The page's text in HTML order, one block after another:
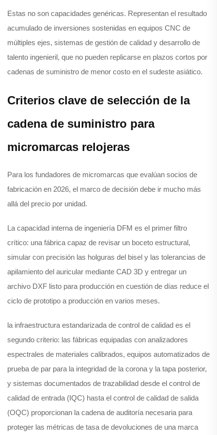
Estas no son capacidades genéricas. Representan el resultado
acumulado de inversiones sostenidas en equipos CNC de
múltiples ejes, sistemas de gestión de calidad y desarrollo de
talento ingenieril, que no pueden replicarse en plazos cortos por
cadenas de suministro de menor costo en el sudeste asiático.
Criterios clave de selección de la
cadena de suministro para
micromarcas relojeras
Para los fundadores de micromarcas que evalúan socios de
fabricación en 2026, el marco de decisión debe ir mucho más
allá del precio por unidad.
La capacidad interna de ingeniería DFM es el primer filtro
crítico: una fábrica capaz de revisar un boceto estructural,
simular con precisión las holguras del bisel y las tolerancias de
apilamiento del auricular mediante CAD 3D y entregar un
archivo DXF listo para producción en cuestión de días reduce el
ciclo de prototipo a producción en varios meses.
la infraestructura estandarizada de control de calidad es el
segundo criterio: las fábricas equipadas con analizadores
espectrales de materiales calibrados, equipos automatizados de
prueba de par para la integridad de la corona y la tapa posterior,
y sistemas documentados de trazabilidad desde el control de
calidad de entrada (IQC) hasta el control de calidad de salida
(OQC) proporcionan la cadena de auditoría necesaria para
proteger las métricas de tasa de devoluciones de una marca